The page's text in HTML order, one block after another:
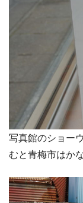
写真館のショー
むと青梅市はか